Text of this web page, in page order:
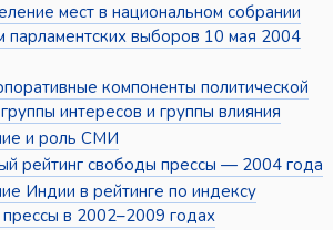
мест в национальном собрании
парламентских выборов 10 мая 2004
компоненты политической
интересов и группы влияния
и роль СМИ
рейтинг свободы прессы — 2004 года
Индии в рейтинге по индексу
в 2002–2009 годах